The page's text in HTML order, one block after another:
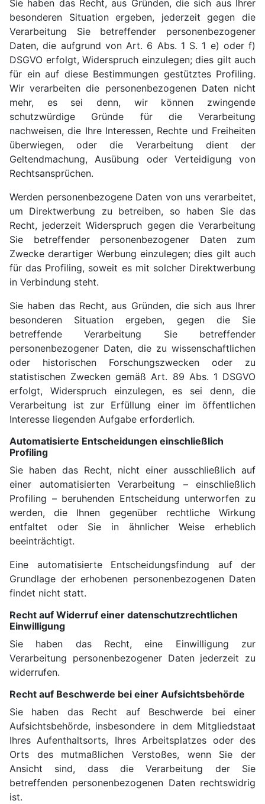
Sie haben das Recht, aus Gründen, die sich aus Ihrer
besonderen Situation ergeben, jederzeit gegen die
Verarbeitung Sie betreffender personenbezogener
Daten, die aufgrund von Art. 6 Abs. 1 S. 1 e) oder f)
DSGVO erfolgt, Widerspruch einzulegen; dies gilt auch
für ein auf diese Bestimmungen gestütztes Profiling.
Wir verarbeiten die personenbezogenen Daten nicht
mehr, es sei denn, wir können zwingende
schutzwürdige Gründe für die Verarbeitung
nachweisen, die Ihre Interessen, Rechte und Freiheiten
überwiegen, oder die Verarbeitung dient der
Geltendmachung, Ausübung oder Verteidigung von
Rechtsansprüchen.
Werden personenbezogene Daten von uns verarbeitet,
um Direktwerbung zu betreiben, so haben Sie das
Recht, jederzeit Widerspruch gegen die Verarbeitung
Sie betreffender personenbezogener Daten zum
Zwecke derartiger Werbung einzulegen; dies gilt auch
für das Profiling, soweit es mit solcher Direktwerbung
in Verbindung steht.
Sie haben das Recht, aus Gründen, die sich aus Ihrer
besonderen Situation ergeben, gegen die Sie
betreffende Verarbeitung Sie betreffender
personenbezogener Daten, die zu wissenschaftlichen
oder historischen Forschungszwecken oder zu
statistischen Zwecken gemäß Art. 89 Abs. 1 DSGVO
erfolgt, Widerspruch einzulegen, es sei denn, die
Verarbeitung ist zur Erfüllung einer im öffentlichen
Interesse liegenden Aufgabe erforderlich.
Automatisierte Entscheidungen einschließlich
Profiling
Sie haben das Recht, nicht einer ausschließlich auf
einer automatisierten Verarbeitung – einschließlich
Profiling – beruhenden Entscheidung unterworfen zu
werden, die Ihnen gegenüber rechtliche Wirkung
entfaltet oder Sie in ähnlicher Weise erheblich
beeinträchtigt.
Eine automatisierte Entscheidungsfindung auf der
Grundlage der erhobenen personenbezogenen Daten
findet nicht statt.
Recht auf Widerruf einer datenschutzrechtlichen
Einwilligung
Sie haben das Recht, eine Einwilligung zur
Verarbeitung personenbezogener Daten jederzeit zu
widerrufen.
Recht auf Beschwerde bei einer Aufsichtsbehörde
Sie haben das Recht auf Beschwerde bei einer
Aufsichtsbehörde, insbesondere in dem Mitgliedstaat
Ihres Aufenthaltsorts, Ihres Arbeitsplatzes oder des
Orts des mutmaßlichen Verstoßes, wenn Sie der
Ansicht sind, dass die Verarbeitung der Sie
betreffenden personenbezogenen Daten rechtswidrig
ist.